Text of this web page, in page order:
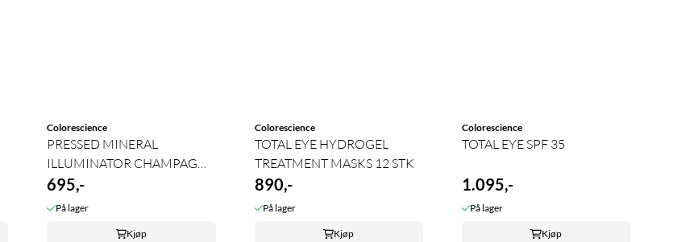
Colorescience
PRESSED MINERAL
ILLUMINATOR CHAMPAGNE
KISS
695,-
På lager
Kjøp
Colorescience
TOTAL EYE HYDROGEL
TREATMENT MASKS 12 STK
890,-
På lager
Kjøp
Colorescience
TOTAL EYE SPF 35
1.095,-
På lager
Kjøp